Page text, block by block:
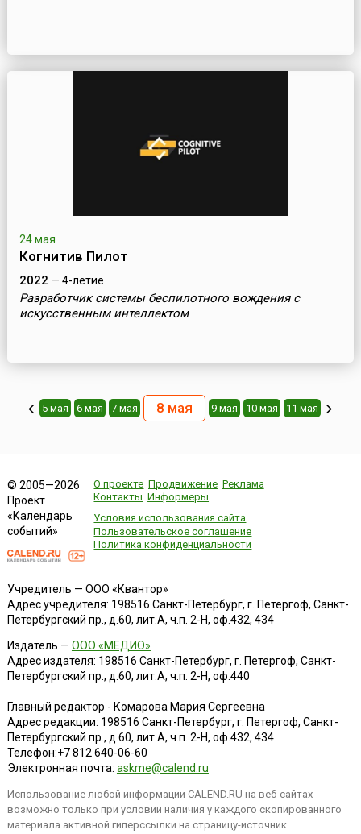
24 мая
Когнитив Пилот
2022 — 4-летие
Разработчик системы беспилотного вождения с
искусственным интеллектом
5 мая 6 мая 7 мая 8 мая 9 мая 10 мая 11 мая
© 2005—2026
Проект
«Календарь
событий»
О проекте Продвижение Реклама
Контакты Информеры
Условия использования сайта
Пользовательское соглашение
Политика конфиденциальности
Учредитель — ООО «Квантор»
Адрес учредителя: 198516 Санкт-Петербург, г. Петергоф, Санкт-
Петербургский пр., д.60, лит.А, ч.п. 2-Н, оф.432, 434
Издатель — ООО «МЕДИО»
Адрес издателя: 198516 Санкт-Петербург, г. Петергоф, Санкт-
Петербургский пр., д.60, лит.А, ч.п. 2-Н, оф.440
Главный редактор - Комарова Мария Сергеевна
Адрес редакции: 198516 Санкт-Петербург, г. Петергоф, Санкт-
Петербургский пр., д.60, лит.А, ч.п. 2-Н, оф.432, 434
Телефон:+7 812 640-06-60
Электронная почта: askme@calend.ru
Использование любой информации CALEND.RU на веб-сайтах
возможно только при условии наличия у каждого скопированного
материала активной гиперссылки на страницу-источник.